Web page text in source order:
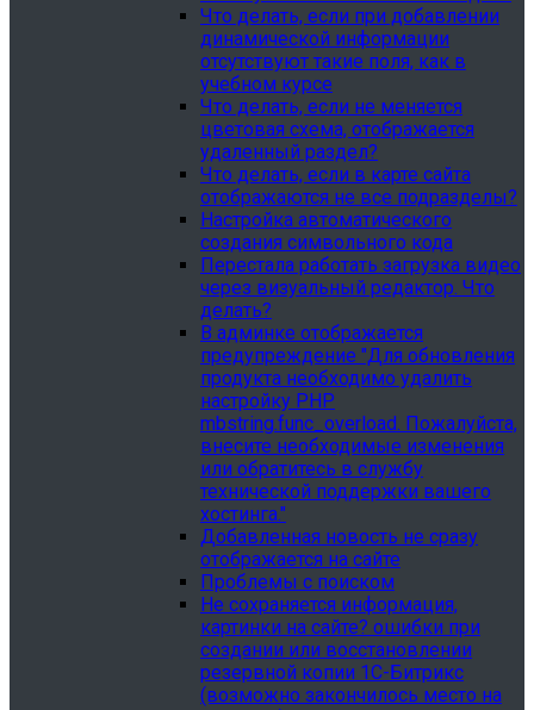
Что делать, если при добавлении
динамической информации
отсутствуют такие поля, как в
учебном курсе
Что делать, если не меняется
цветовая схема, отображается
удаленный раздел?
Что делать, если в карте сайта
отображаются не все подразделы?
Настройка автоматического
создания символьного кода
Перестала работать загрузка видео
через визуальный редактор. Что
делать?
В админке отображается
предупреждение "Для обновления
продукта необходимо удалить
настройку PHP
mbstring.func_overload. Пожалуйста,
внесите необходимые изменения
или обратитесь в службу
технической поддержки вашего
хостинга."
Добавленная новость не сразу
отображается на сайте
Проблемы с поиском
Не сохраняется информация,
картинки на сайте? ошибки при
создании или восстановлении
резервной копии 1С-Битрикс
(возможно закончилось место на